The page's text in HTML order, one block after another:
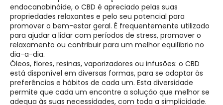
endocanabinóide, o CBD é apreciado pelas suas
propriedades relaxantes e pelo seu potencial para
promover o bem-estar geral. É frequentemente utilizado
para ajudar a lidar com períodos de stress, promover o
relaxamento ou contribuir para um melhor equilíbrio no
dia-a-dia.
Óleos, flores, resinas, vaporizadores ou infusões: o CBD
está disponível em diversas formas, para se adaptar às
preferências e hábitos de cada um. Esta diversidade
permite que cada um encontre a solução que melhor se
adequa às suas necessidades, com toda a simplicidade.